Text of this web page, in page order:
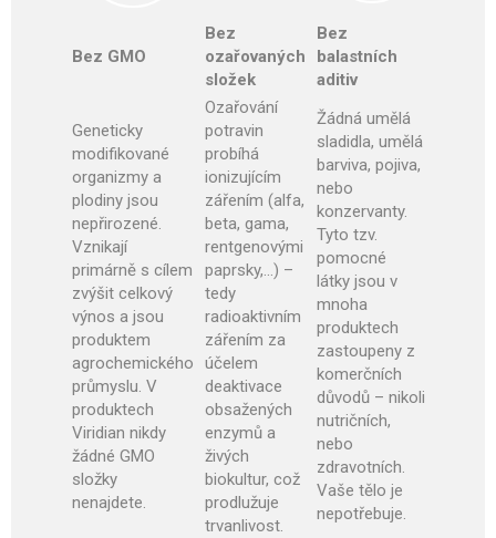
Bez GMO
Bez
ozařovaných
složek
Bez
balastních
aditiv
Geneticky
modifikované
organizmy a
plodiny jsou
nepřirozené.
Vznikají
primárně s cílem
zvýšit celkový
výnos a jsou
produktem
agrochemického
průmyslu. V
produktech
Viridian nikdy
žádné GMO
složky
nenajdete.
Ozařování
potravin
probíhá
ionizujícím
zářením (alfa,
beta, gama,
rentgenovými
paprsky,…) –
tedy
radioaktivním
zářením za
účelem
deaktivace
obsažených
enzymů a
živých
biokultur, což
prodlužuje
trvanlivost.
Žádná umělá
sladidla, umělá
barviva, pojiva,
nebo
konzervanty.
Tyto tzv.
pomocné
látky jsou v
mnoha
produktech
zastoupeny z
komerčních
důvodů – nikoli
nutričních,
nebo
zdravotních.
Vaše tělo je
nepotřebuje.